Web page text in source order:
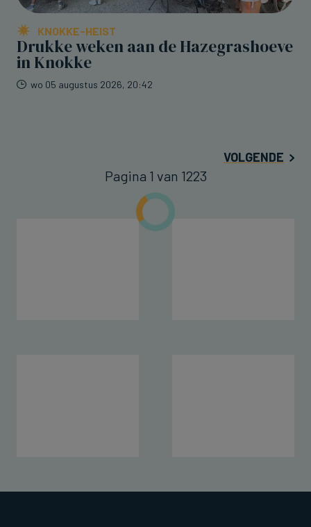
KNOKKE-HEIST
Drukke weken aan de Hazegrashoeve
in Knokke
wo 05 augustus 2026, 20:42
VOLGENDE
Pagina 1 van 1223